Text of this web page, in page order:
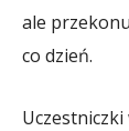
ale
co dzień.